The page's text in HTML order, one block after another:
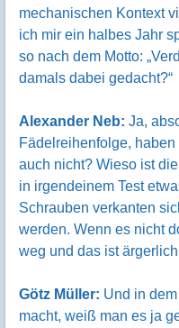
mechanischen Kontext
ich mir ein halbes Jahr
so nach dem Motto:
damals dabei gedacht?“
Alexander Neb: Ja,
Fädelreihenfolge,
auch nicht? Wieso ist
in irgendeinem Test
Schrauben verkanten
werden. Wenn es nicht
weg und das ist
Götz Müller: Und in
macht, weiß man es ja